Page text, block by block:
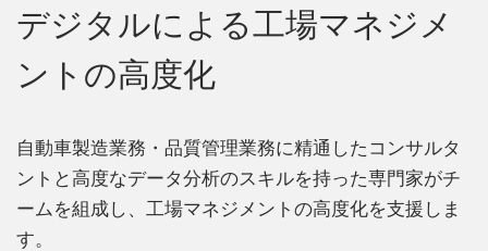
デジタルによる工場マネジメ
ントの高度化
自動車製造業務・品質管理業務に精通したコンサルタ
ントと高度なデータ分析のスキルを持った専門家がチ
ームを組成し、工場マネジメントの高度化を支援しま
す。